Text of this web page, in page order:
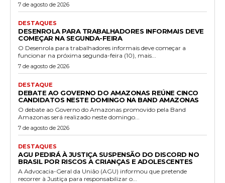
7 de agosto de 2026
DESTAQUES
DESENROLA PARA TRABALHADORES INFORMAIS DEVE
COMEÇAR NA SEGUNDA-FEIRA
O Desenrola para trabalhadores informais deve começar a
funcionar na próxima segunda-feira (10), mais...
7 de agosto de 2026
DESTAQUE
DEBATE AO GOVERNO DO AMAZONAS REÚNE CINCO
CANDIDATOS NESTE DOMINGO NA BAND AMAZONAS
O debate ao Governo do Amazonas promovido pela Band
Amazonas será realizado neste domingo...
7 de agosto de 2026
DESTAQUES
AGU PEDIRÁ À JUSTIÇA SUSPENSÃO DO DISCORD NO
BRASIL POR RISCOS A CRIANÇAS E ADOLESCENTES
A Advocacia-Geral da União (AGU) informou que pretende
recorrer à Justiça para responsabilizar o...